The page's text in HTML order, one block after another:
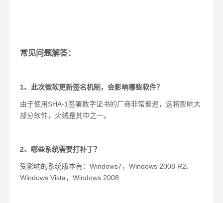
常见问题解答：
1、此次微软更新签名机制，会影响哪些软件？
由于使用SHA-1签署数字证书的厂商非常普遍，这将影响大
部分软件，火绒是其中之一。
2、哪些系统需要打补丁？
受影响的系统版本有： Windows7， Windows 2008 R2、
Windows Vista， Windows 2008